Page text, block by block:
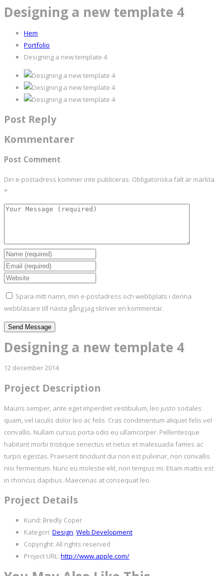
Designing a new template 4
Hem
Portfolio
Designing a new template 4
Post Reply
Kommentarer
Post Comment
Din e-postadress kommer inte publiceras. Obligatoriska fält är märkta
*
Spara mitt namn, min e-postadress och webbplats i denna
webbläsare till nästa gång jag skriver en kommentar.
Designing a new template 4
12 december 2014
Project Description
Mauris semper, ante eget imperdiet vestibulum, leo justo sodales
quam, vel iaculis dolor leo ac felis. Cras condimentum aliquet felis vel
convallis. Nullam cursus porta odio eu ullamcorper. Pellentesque
habitant morbi tristique senectus et netus et malesuada fames ac
turpis egestas. Praesent tincidunt dui non est pulvinar, non convallis
nisi fermentum. Nunc eu molestie elit, non tempus mi. Etiam mattis est
in rhoncus dapibus. Maecenas at consequat leo.
Project Details
Kund: Bredly Coper
Kategori: Design,Web Development
Copyright: All rights reserved
Project URL: http://www.apple.com/